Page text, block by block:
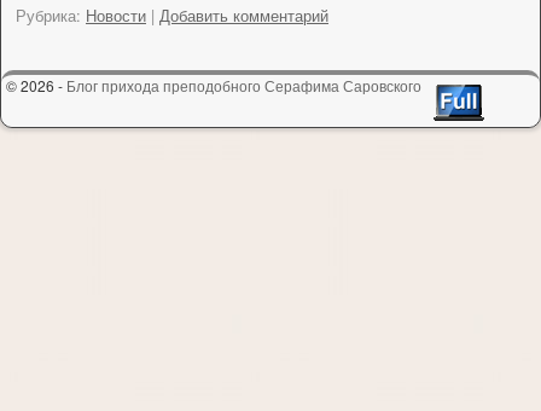
Рубрика: Новости | Добавить комментарий
© 2026 - Блог прихода преподобного Серафима Саровского